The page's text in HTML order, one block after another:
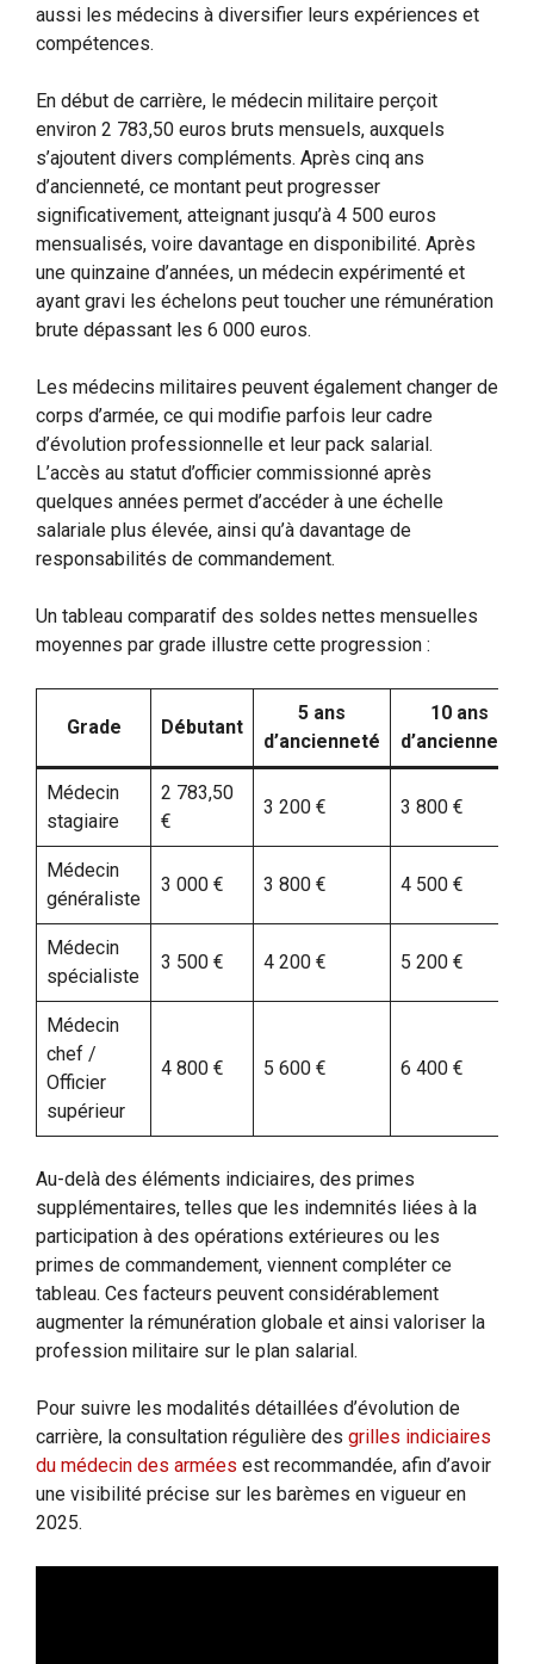
aussi les médecins à diversifier leurs expériences et
compétences.
En début de carrière, le médecin militaire perçoit
environ 2 783,50 euros bruts mensuels, auxquels
s’ajoutent divers compléments. Après cinq ans
d’ancienneté, ce montant peut progresser
significativement, atteignant jusqu’à 4 500 euros
mensualisés, voire davantage en disponibilité. Après
une quinzaine d’années, un médecin expérimenté et
ayant gravi les échelons peut toucher une rémunération
brute dépassant les 6 000 euros.
Les médecins militaires peuvent également changer de
corps d’armée, ce qui modifie parfois leur cadre
d’évolution professionnelle et leur pack salarial.
L’accès au statut d’officier commissionné après
quelques années permet d’accéder à une échelle
salariale plus élevée, ainsi qu’à davantage de
responsabilités de commandement.
Un tableau comparatif des soldes nettes mensuelles
moyennes par grade illustre cette progression :
Grade Débutant
5 ans
d’ancienneté
10 ans
d’ancienneté
Médecin
stagiaire
2 783,50
€
3 200 € 3 800 €
Médecin
généraliste
3 000 € 3 800 € 4 500 €
Médecin
spécialiste
3 500 € 4 200 € 5 200 €
Médecin
chef /
Officier
supérieur
4 800 € 5 600 € 6 400 €
Au-delà des éléments indiciaires, des primes
supplémentaires, telles que les indemnités liées à la
participation à des opérations extérieures ou les
primes de commandement, viennent compléter ce
tableau. Ces facteurs peuvent considérablement
augmenter la rémunération globale et ainsi valoriser la
profession militaire sur le plan salarial.
Pour suivre les modalités détaillées d’évolution de
carrière, la consultation régulière des grilles indiciaires
du médecin des armées est recommandée, afin d’avoir
une visibilité précise sur les barèmes en vigueur en
2025.